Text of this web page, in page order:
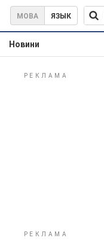
МОВА ЯЗЫК
Новини